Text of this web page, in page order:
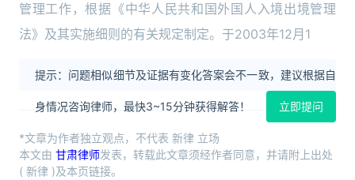
管理工作，根据《中华人民共和国外国人入境出境管理
法》及其实施细则的有关规定制定。于2003年12月1
提示：问题相似细节及证据有变化答案会不一致，建议根据自
身情况咨询律师，最快3~15分钟获得解答！ 立即提问
*文章为作者独立观点，不代表 新律 立场
本文由 甘肃律师发表，转载此文章须经作者同意，并请附上出处
( 新律 )及本页链接。